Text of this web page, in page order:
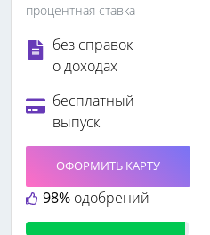
процентная ставка
без справок
о доходах
бесплатный
выпуск
98% одобрений
ОФОРМИТЬ КАРТУ